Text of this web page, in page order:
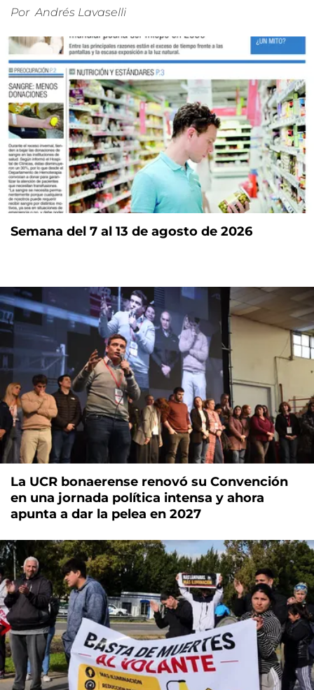
Por Andrés Lavaselli
Semana del 7 al 13 de agosto de 2026
La UCR bonaerense renovó su Convención
en una jornada política intensa y ahora
apunta a dar la pelea en 2027